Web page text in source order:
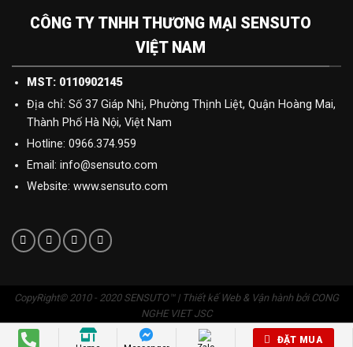
CÔNG TY TNHH THƯƠNG MẠI SENSUTO
VIỆT NAM
MST: 0110902145
Địa chỉ: Số 37 Giáp Nhị, Phường Thịnh Liệt, Quận Hoàng Mai,
Thành Phố Hà Nội, Việt Nam
Hotline: 0966.374.959
Email: info@sensuto.com
Website: www.sensuto.com
CopyRight© 2010 - 2020 SENSUTO™ | Thiết kế Web & Vận hành bởi CONG
NGHE VIET JSC
ĐẶT MUA